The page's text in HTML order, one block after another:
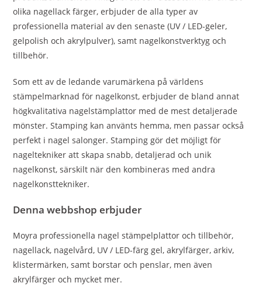
olika nagellack färger, erbjuder de alla typer av
professionella material av den senaste (UV / LED-geler,
gelpolish och akrylpulver), samt nagelkonstverktyg och
tillbehör.
Som ett av de ledande varumärkena på världens
stämpelmarknad för nagelkonst, erbjuder de bland annat
högkvalitativa nagelstämplattor med de mest detaljerade
mönster. Stamping kan använts hemma, men passar också
perfekt i nagel salonger. Stamping gör det möjligt för
nageltekniker att skapa snabb, detaljerad och unik
nagelkonst, särskilt när den kombineras med andra
nagelkonsttekniker.
Denna webbshop erbjuder
Moyra professionella nagel stämpelplattor och tillbehör,
nagellack, nagelvård, UV / LED-färg gel, akrylfärger, arkiv,
klistermärken, samt borstar och penslar, men även
akrylfärger och mycket mer.